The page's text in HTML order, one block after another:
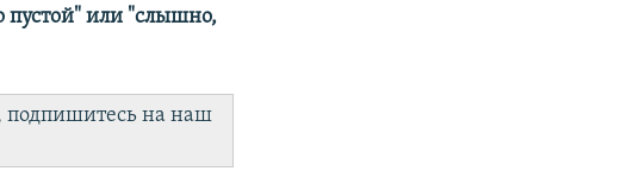
пустой" или "слышно,
подпишитесь на наш